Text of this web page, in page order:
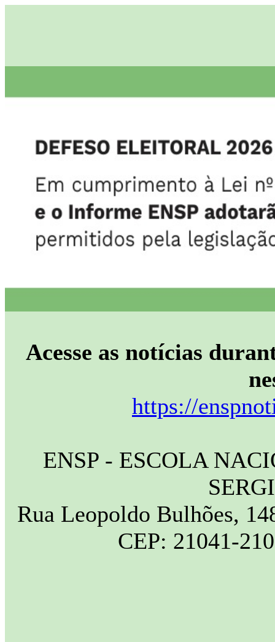
Acesse as notícias
https://
ENSP - ESCOLA
Rua Leopoldo Bulhões,
CEP: 21041-